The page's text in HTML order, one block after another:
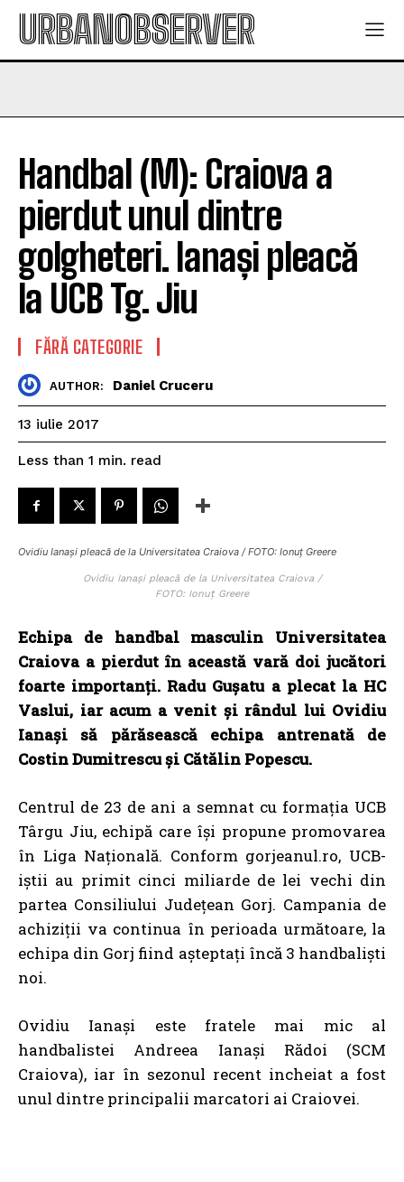
URBANOBSERVER
Handbal (M): Craiova a
pierdut unul dintre
golgheteri. Ianași pleacă
la UCB Tg. Jiu
FĂRĂ CATEGORIE
AUTHOR: Daniel Cruceru
13 iulie 2017
Less than 1 min. read
Ovidiu Ianași pleacă de la Universitatea Craiova / FOTO: Ionuț Greere
Ovidiu Ianași pleacă de la Universitatea Craiova /
FOTO: Ionuț Greere
Echipa de handbal masculin Universitatea
Craiova a pierdut în această vară doi jucători
foarte importanți. Radu Gușatu a plecat la HC
Vaslui, iar acum a venit și rândul lui Ovidiu
Ianași să părăsească echipa antrenată de
Costin Dumitrescu și Cătălin Popescu.
Centrul de 23 de ani a semnat cu formația UCB
Târgu Jiu, echipă care își propune promovarea
în Liga Națională. Conform gorjeanul.ro, UCB-
iştii au primit cinci miliarde de lei vechi din
partea Consiliului Județean Gorj. Campania de
achiziţii va continua în perioada următoare, la
echipa din Gorj fiind aşteptaţi încă 3 handbalişti
noi.
Ovidiu Ianași este fratele mai mic al
handbalistei Andreea Ianași Rădoi (SCM
Craiova), iar în sezonul recent incheiat a fost
unul dintre principalii marcatori ai Craiovei.